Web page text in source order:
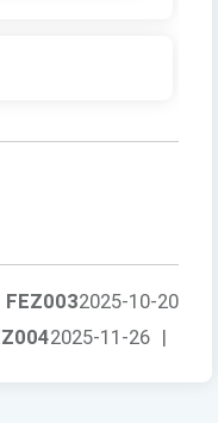
FEZ0032025-10-20
2025-11-26 |